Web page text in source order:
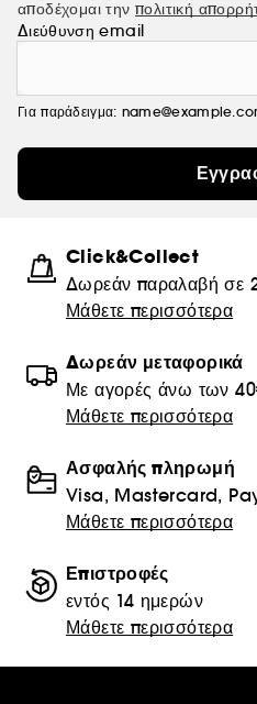
αποδέχομαι την πολιτική
Διεύθυνση email
Για παράδειγμα:
Click&Collect
Δωρεάν παραλαβή σε
Μάθετε περισσότερα
Δωρεάν μεταφορικά
Με αγορές άνω των
Μάθετε περισσότερα
Ασφαλής πληρωμή
Visa, Mastercard,
Μάθετε περισσότερα
Επιστροφές
εντός 14 ημερών
Μάθετε περισσότερα